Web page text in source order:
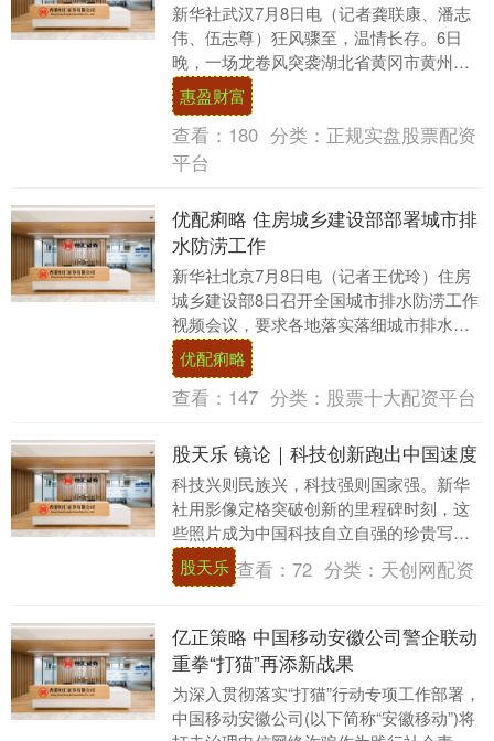
新华社武汉7月8日电（记者龚联康、潘志
伟、伍志尊）狂风骤至，温情长存。6日
晚，一场龙卷风突袭湖北省黄冈市黄州区
学生街，这条紧邻黄冈师范学院的热闹美
食夜市瞬间满目....
惠盈财富
查看： 180 分类： 正规实盘股票配资
平台
优配痢略 住房城乡建设部部署城市排
水防涝工作
新华社北京7月8日电（记者王优玲）住房
城乡建设部8日召开全国城市排水防涝工作
视频会议，要求各地落实落细城市排水防
涝各项工作措施，保障城市基础设施运行
安全。 城市....
优配痢略
查看： 147 分类： 股票十大配资平台
股天乐 镜论｜科技创新跑出中国速度
科技兴则民族兴，科技强则国家强。新华
社用影像定格突破创新的里程碑时刻，这
些照片成为中国科技自立自强的珍贵写
照。 大国重器彰显创新底气 科技引领时
代。近年来，中国....
股天乐 查看：72 分类： 天创网配资
亿正策略 中国移动安徽公司警企联动
重拳“打猫”再添新战果
为深入贯彻落实“打猫”行动专项工作部署，
中国移动安徽公司(以下简称“安徽移动”)将